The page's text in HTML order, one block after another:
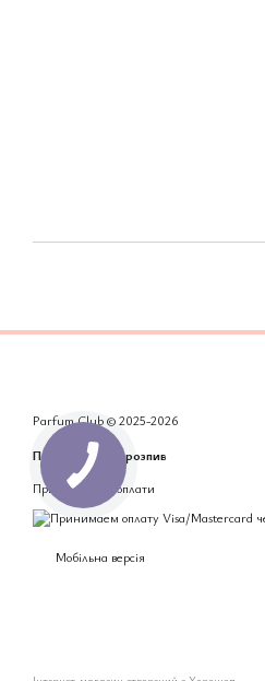
Parfum Club © 2025-2026
Парфумерія на розпив
Приймаємо до оплати
Мобільна версія